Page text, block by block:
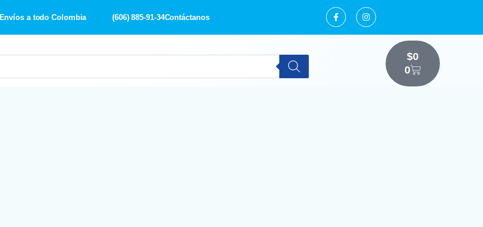
Envíos a todo Colombia (606) 885-91-34Contáctanos
$0
0